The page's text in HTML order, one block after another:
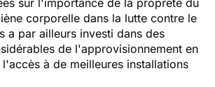
corporelle dans la lutte contre le
a par ailleurs investi dans des
de l'approvisionnement en
à de meilleures installations